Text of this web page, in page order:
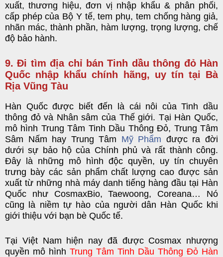
xuất, thương hiệu, đơn vị nhập khẩu & phân phối,
cấp phép của Bộ Y tế, tem phụ, tem chống hàng giả,
nhãn mác, thành phần, hàm lượng, trọng lượng, chế
độ bảo hành.
9. Đi tìm địa chỉ bán Tinh dầu thông đỏ Hàn
Quốc nhập khẩu chính hãng, uy tín tại Bà
Rịa Vũng Tàu
Hàn Quốc được biết đến là cái nôi của Tinh dầu
thông đỏ và Nhân sâm của Thế giới. Tại Hàn Quốc,
mô hình Trung Tâm Tinh Dầu Thông Đỏ, Trung Tâm
Sâm Nấm hay Trung Tâm Mỹ Phẩm được ra đời
dưới sự bảo hộ của Chính phủ và rất thành công.
Đây là những mô hình độc quyền, uy tín chuyên
trưng bày các sản phẩm chất lượng cao được sản
xuất từ những nhà máy danh tiếng hàng đầu tại Hàn
Quốc như CosmaxBio, Taewoong, Coreana… Nó
cũng là niềm tự hào của người dân Hàn Quốc khi
giới thiệu với bạn bè Quốc tế.
Tại Việt Nam hiện nay đã được Cosmax nhượng
quyền mô hình Trung Tâm Tinh Dầu Thông Đỏ Hàn